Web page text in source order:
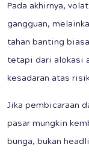
Pada akhirnya,
gangguan,
tahan banting
tetapi dari alokasi
kesadaran atas
Jika pembicaraan
pasar mungkin
bunga, bukan